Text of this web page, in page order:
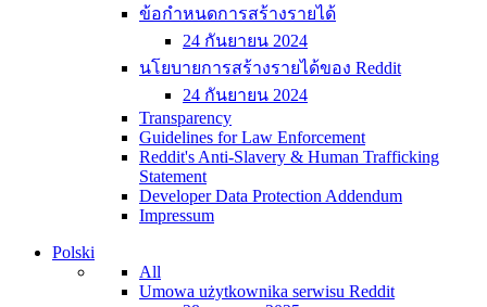
ข้อกำหนดการสร้างรายได้
24 กันยายน 2024
นโยบายการสร้างรายได้ของ Reddit
24 กันยายน 2024
Transparency
Guidelines for Law Enforcement
Reddit's Anti-Slavery & Human Trafficking
Statement
Developer Data Protection Addendum
Impressum
Polski
All
Umowa użytkownika serwisu Reddit